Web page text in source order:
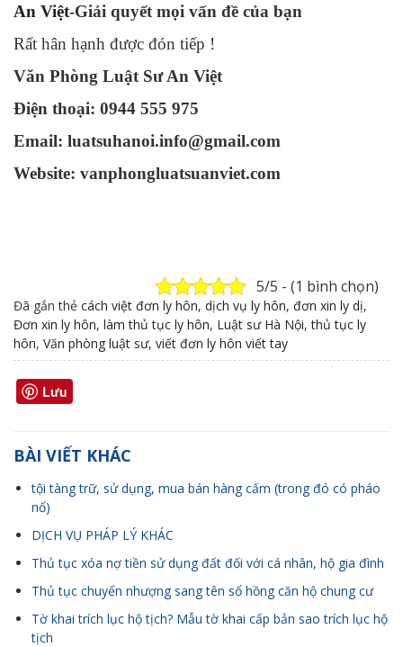
An Việt-Giải quyết mọi vấn đề của bạn
Rất hân hạnh được đón tiếp !
Văn Phòng Luật Sư An Việt
Điện thoại: 0944 555 975
Email: luatsuhanoi.info@gmail.com
Website: vanphongluatsuanviet.com
5/5 - (1 bình chọn)
Đã gắn thẻ cách việt đơn ly hôn, dịch vụ ly hôn, đơn xin ly dị,
Đơn xin ly hôn, làm thủ tục ly hôn, Luật sư Hà Nội,thủ tục ly
hôn, Văn phòng luật sư, viết đơn ly hôn viết tay
Lưu
BÀI VIẾT KHÁC
tội tàng trữ, sử dụng, mua bán hàng cấm (trong đó có pháo
nổ)
DỊCH VỤ PHÁP LÝ KHÁC
Thủ tục xóa nợ tiền sử dụng đất đối với cá nhân, hộ gia đình
Thủ tục chuyển nhượng sang tên sổ hồng căn hộ chung cư
Tờ khai trích lục hộ tịch? Mẫu tờ khai cấp bản sao trích lục hộ
tịch